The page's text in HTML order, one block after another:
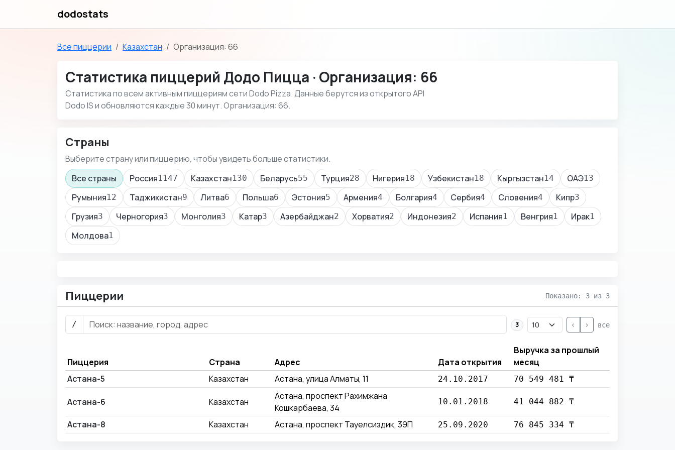
dodostats
Все пиццерии Казахстан Организация: 66
Статистика пиццерий Додо Пицца · Организация: 66
Статистика по всем активным пиццериям сети Dodo Pizza. Данные берутся из открытого API
Dodo IS и обновляются каждые 30 минут. Организация: 66.
Страны
Выберите страну или пиццерию, чтобы увидеть больше статистики.
Все страны
Россия1147 Казахстан130 Беларусь55 Турция28 Нигерия18 Узбекистан18 Кыргызстан14 ОАЭ13
Румыния12 Таджикистан9 Литва6 Польша6 Эстония5 Армения4 Болгария4 Сербия4 Словения4 Кипр3
Грузия3 Черногория3 Монголия3 Катар3 Азербайджан2 Хорватия2 Индонезия2 Испания1 Венгрия1 Ирак1
Молдова1
Пиццерии Показано: 3 из 3
/ 3 < > все
Пиццерия Страна Адрес Дата открытия
Выручка за прошлый
месяц
Астана-5
Казахстан Астана, улица Алматы, 11 24.10.2017 70 549 481 ₸
Астана-6 Казахстан
Астана, проспект Рахимжана
Кошкарбаева, 34
10.01.2018 41 044 882 ₸
Астана-8 Казахстан Астана, проспект Тауелсиздик, 39П 25.09.2020 76 845 334 ₸